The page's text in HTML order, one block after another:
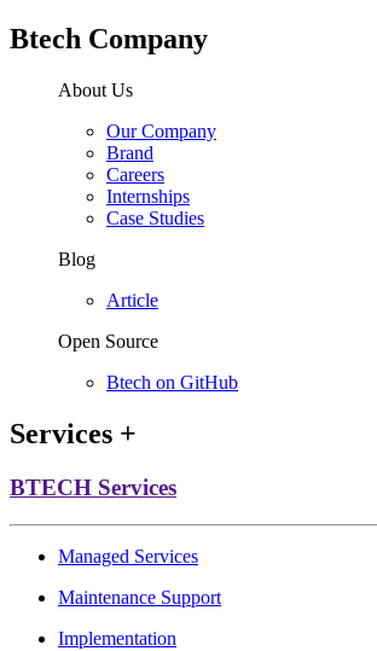
Btech Company
About Us
Our Company
Brand
Careers
Internships
Case Studies
Blog
Article
Open Source
Btech on GitHub
Services +
BTECH Services
Managed Services
Maintenance Support
Implementation